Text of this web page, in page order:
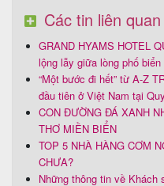
nước biển xanh trong,
quan Eo Gió gần đó.
Các tin liên quan
GRAND HYAMS HOTEL
lộng lẫy giữa lòng phố biển
“Một bước đi hết” từ A-Z
đầu tiên ở Việt Nam tại
CON ĐƯỜNG ĐÁ XANH
THƠ MIỀN BIỂN
TOP 5 NHÀ HÀNG CƠM
CHƯA?
Những thông tin về Khách